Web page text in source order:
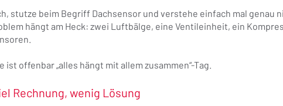
stutze beim Begriff Dachsensor und verstehe einfach mal genau
hängt am Heck: zwei Luftbälge, eine Ventileinheit, ein
ist offenbar „alles hängt mit allem zusammen“-Tag.
Rechnung, wenig Lösung